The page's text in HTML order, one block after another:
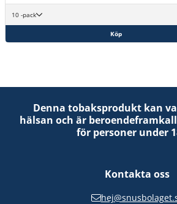
10 -pack
Köp
Denna tobaksprodukt kan
hälsan och är
för personer under
Kontakta oss